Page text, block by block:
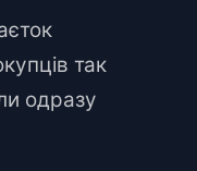
так
одразу